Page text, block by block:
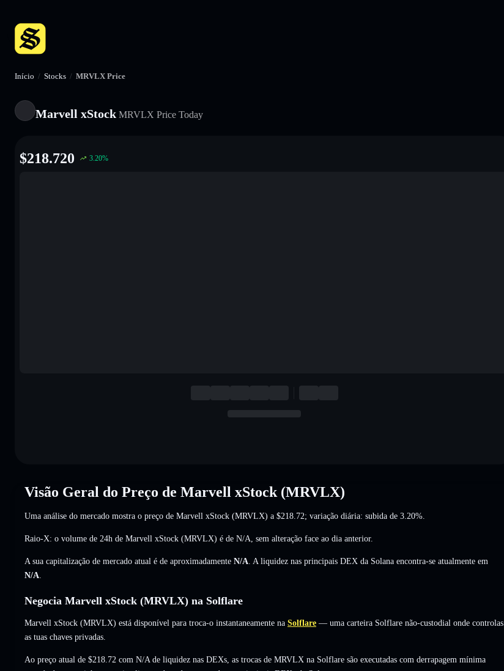
Início / Stocks / MRVLX Price
Marvell xStock MRVLX Price Today
$218.720 3.20%
Visão Geral do Preço de Marvell xStock (MRVLX)
Uma análise do mercado mostra o preço de Marvell xStock (MRVLX) a $218.72; variação diária: subida de 3.20%
Raio-X: o volume de 24h de Marvell xStock (MRVLX) é de N/A sem alteração face ao dia anterior.
A sua capitalização de mercado atual é de aproximadamente N/A . A liquidez nas principais DEX da Solana encontra-se atualmente em
N/A
Negocia Marvell xStock (MRVLX) na Solflare
Marvell xStock (MRVLX) está disponível para troca-o instantaneamente na Solflare — uma carteira Solflare não-custodial onde controlas
as tuas chaves privadas.
Ao preço atual de $218.72 com N/A de liquidez nas DEXs, as trocas de MRVLX na Solflare são executadas com derrapagem mínima